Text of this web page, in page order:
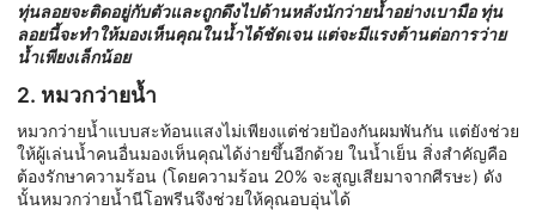
ทุ่นลอยจะติดอยู่กับตัวและถูกดึงไปด้านหลังนักว่ายน้ำอย่างเบามือ ทุ่น
ลอยนี้จะทำให้มองเห็นคุณในน้ำได้ชัดเจน แต่จะมีแรงต้านต่อการว่าย
น้ำเพียงเล็กน้อย
2. หมวกว่ายน้ำ
หมวกว่ายน้ำแบบสะท้อนแสงไม่เพียงแต่ช่วยป้องกันผมพันกัน แต่ยังช่วย
ให้ผู้เล่นน้ำคนอื่นมองเห็นคุณได้ง่ายขึ้นอีกด้วย ในน้ำเย็น สิ่งสำคัญคือ
ต้องรักษาความร้อน (โดยความร้อน 20% จะสูญเสียมาจากศีรษะ) ดัง
นั้นหมวกว่ายน้ำนีโอพรีนจึงช่วยให้คุณอบอุ่นได้